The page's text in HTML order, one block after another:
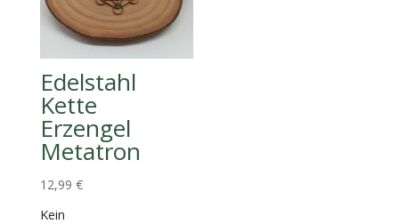
Edelstahl
Kette
Erzengel
Metatron
12,99 €
Kein